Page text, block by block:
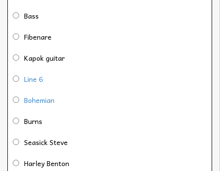
Bass
Fibenare
Kapok guitar
Line 6
Bohemian
Burns
Seasick Steve
Harley Benton